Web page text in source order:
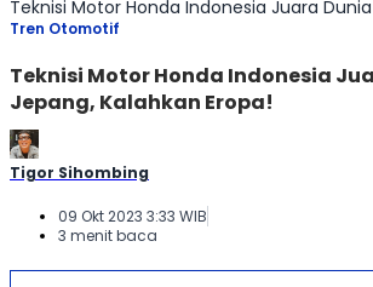
Tren Otomotif
Teknisi Motor Honda Indonesia
Jepang, Kalahkan Eropa!
Tigor Sihombing
09 Okt 2023 3:33 WIB
3 menit baca